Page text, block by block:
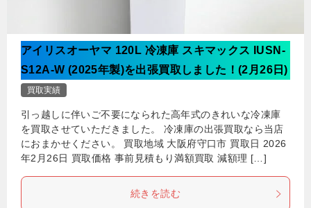
アイリスオーヤマ 120L 冷凍庫 スキマックス IUSN-
S12A-W (2025年製)を出張買取しました！(2月26日)
買取実績
引っ越しに伴いご不要になられた高年式のきれいな冷凍庫
を買取させていただきました。 冷凍庫の出張買取なら当店
におまかせください。 買取地域 大阪府守口市 買取日 2026
年2月26日 買取価格 事前見積もり満額買取 減額理 […]
続きを読む